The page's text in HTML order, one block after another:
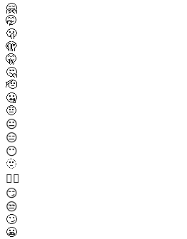
🤗
🤭
🫢
🫣
🤫
🤔
🫡
🤐
🤨
😐
😑
😶
🫥
😶‍🌫️
😏
😒
🙄
😬